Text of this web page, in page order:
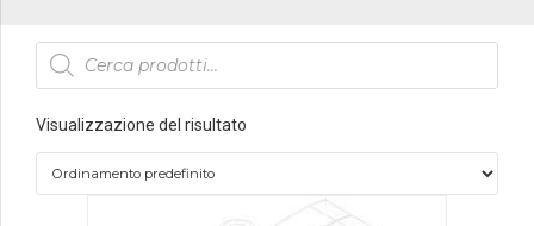
Products
search
Visualizzazione del risultato